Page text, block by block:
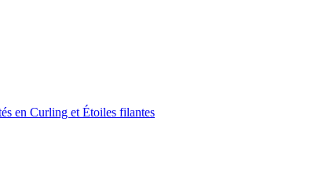
en Curling et Étoiles filantes